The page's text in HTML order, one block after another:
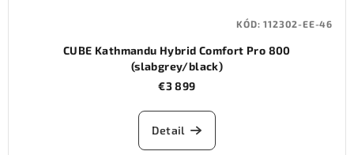
CUBE Kathmandu Hybrid Comfort Pro 800
(slabgrey/black)
€3 899
Detail
KÓD:112302-EE-46